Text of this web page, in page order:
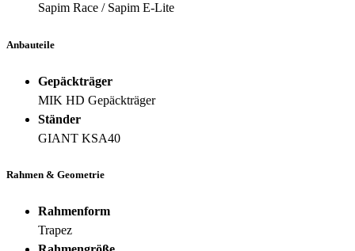
Sapim Race / Sapim E-Lite
Anbauteile
Gepäckträger
MIK HD Gepäckträger
Ständer
GIANT KSA40
Rahmen & Geometrie
Rahmenform
Trapez